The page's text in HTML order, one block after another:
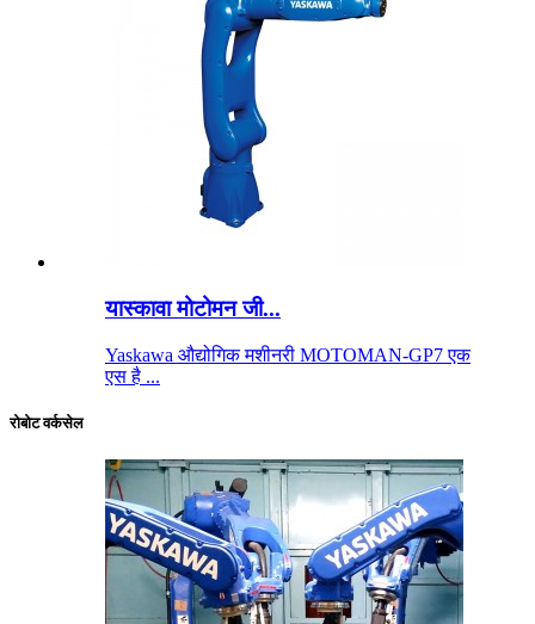
यास्कावा मोटोमन जी...
Yaskawa औद्योगिक मशीनरी MOTOMAN-GP7 एक
एस है ...
रोबोट वर्कसेल